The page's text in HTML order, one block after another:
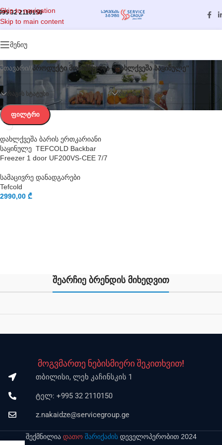
Skip to navigation
Skip to main content
32 2110150
მენიუ
მთავარი/ პროდუქტი მონიშნულია “დახლქვეშა საყინულე”
ᲛᲐᲠᲐᲒᲘᲡ ᲡᲢᲐᲢᲣᲡᲘ ᲡᲝᲠᲢᲘᲠᲔᲑᲐ
ᲤᲘᲚᲢᲠᲘ
დახლქვეშა ბარის ერთკარიანი
საყინულე TEFCOLD Backbar
Freezer 1 door UF200VS-CEE 7/7
სამაცივრე დანადგარები
Tefcold
2990,00 ₾
შეარჩიე ბრენდის მიხედვით
მოგვმართე ნებისმიერი შეკითხვით!
თბილისი, ლეხ კაჩინსკის 1
ტელ: +995 32 2110150
z.nakaidze@servicegroup.ge
შექმნილია დათოშარიქაძისდეველოპერობით 2024